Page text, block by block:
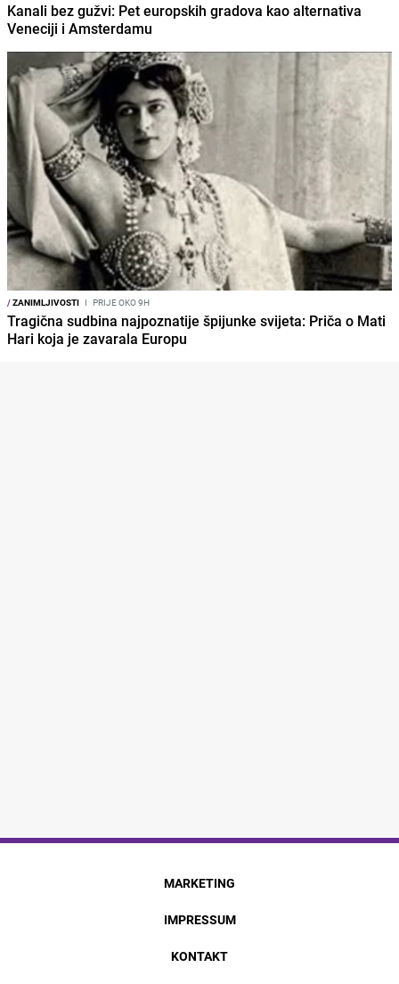
Kanali bez gužvi: Pet europskih gradova kao alternativa
Veneciji i Amsterdamu
/ZANIMLJIVOSTI I PRIJE OKO 9H
Tragična sudbina najpoznatije špijunke svijeta: Priča o Mati
Hari koja je zavarala Europu
MARKETING
IMPRESSUM
KONTAKT